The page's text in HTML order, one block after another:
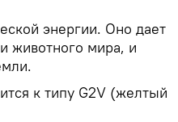
энергии. Оно дает
животного мира, и
к типу G2V (желтый